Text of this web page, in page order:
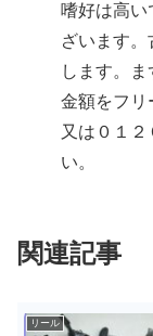
嗜好は高
ざいます
します。
金額をフリ
又は０１
い。
関連記事
リール